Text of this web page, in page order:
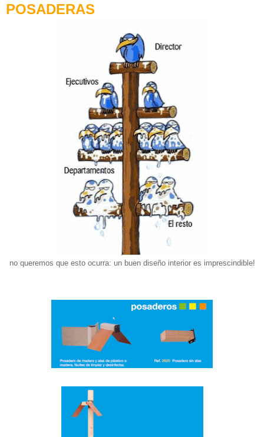
POSADERAS
no queremos que esto ocurra: un buen diseño interior es imprescindible!